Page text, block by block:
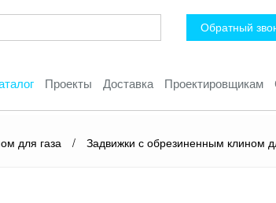
Обратный
Проекты Доставка Проектировщикам
для газа / Задвижки с обрезиненным клином